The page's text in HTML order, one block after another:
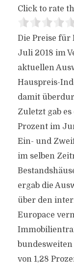
Click to rate
Die Preise
Juli 2018 im
aktuellen
Hauspreis-
damit
Zuletzt gab
Prozent im
Ein- und
im selben
ergab die
über den
Europace
von 1,28